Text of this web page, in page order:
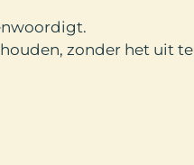
zonder het uit te